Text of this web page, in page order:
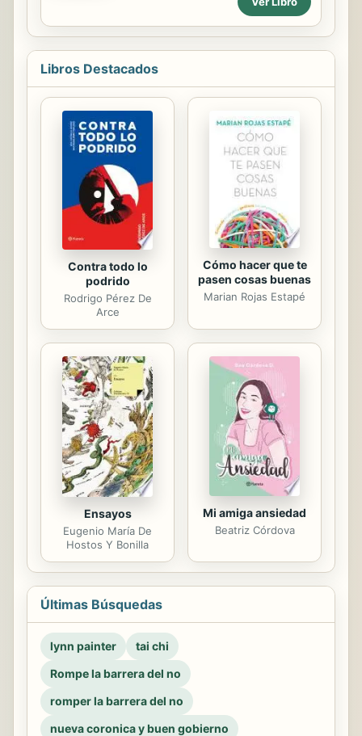
ausencia que provoca la muerte,
hace que cinco ...
de unas tópicas características
nacionales, cuando se inserta más
bien en la tradición simbolista
“Una hora de España” (1924), pieza
maestra del Azorín maduro, que,
yendo mucho más allá de su
protocolario propósito original como
discurso de ingreso en la Real
Academia Española, integra un
perfecto artefacto literario que juega
con el tiempo y el espacio y expresa
la continuidad de...
Libros Destacados
Contra todo lo
podrido
Rodrigo Pérez De
Arce
Cómo hacer que te
pasen cosas buenas
Marian Rojas Estapé
Ensayos
Eugenio María De
Hostos Y Bonilla
Mi amiga ansiedad
Beatriz Córdova
Últimas Búsquedas
lynn painter
tai chi
Rompe la barrera del no
romper la barrera del no
nueva coronica y buen gobierno